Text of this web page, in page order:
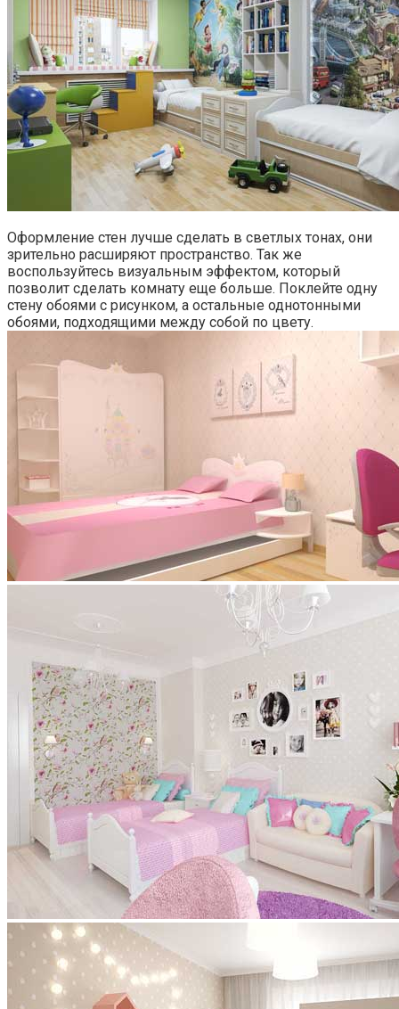
Оформление стен лучше сделать в светлых тонах, они
зрительно расширяют пространство. Так же
воспользуйтесь визуальным эффектом, который
позволит сделать комнату еще больше. Поклейте одну
стену обоями с рисунком, а остальные однотонными
обоями, подходящими между собой по цвету.